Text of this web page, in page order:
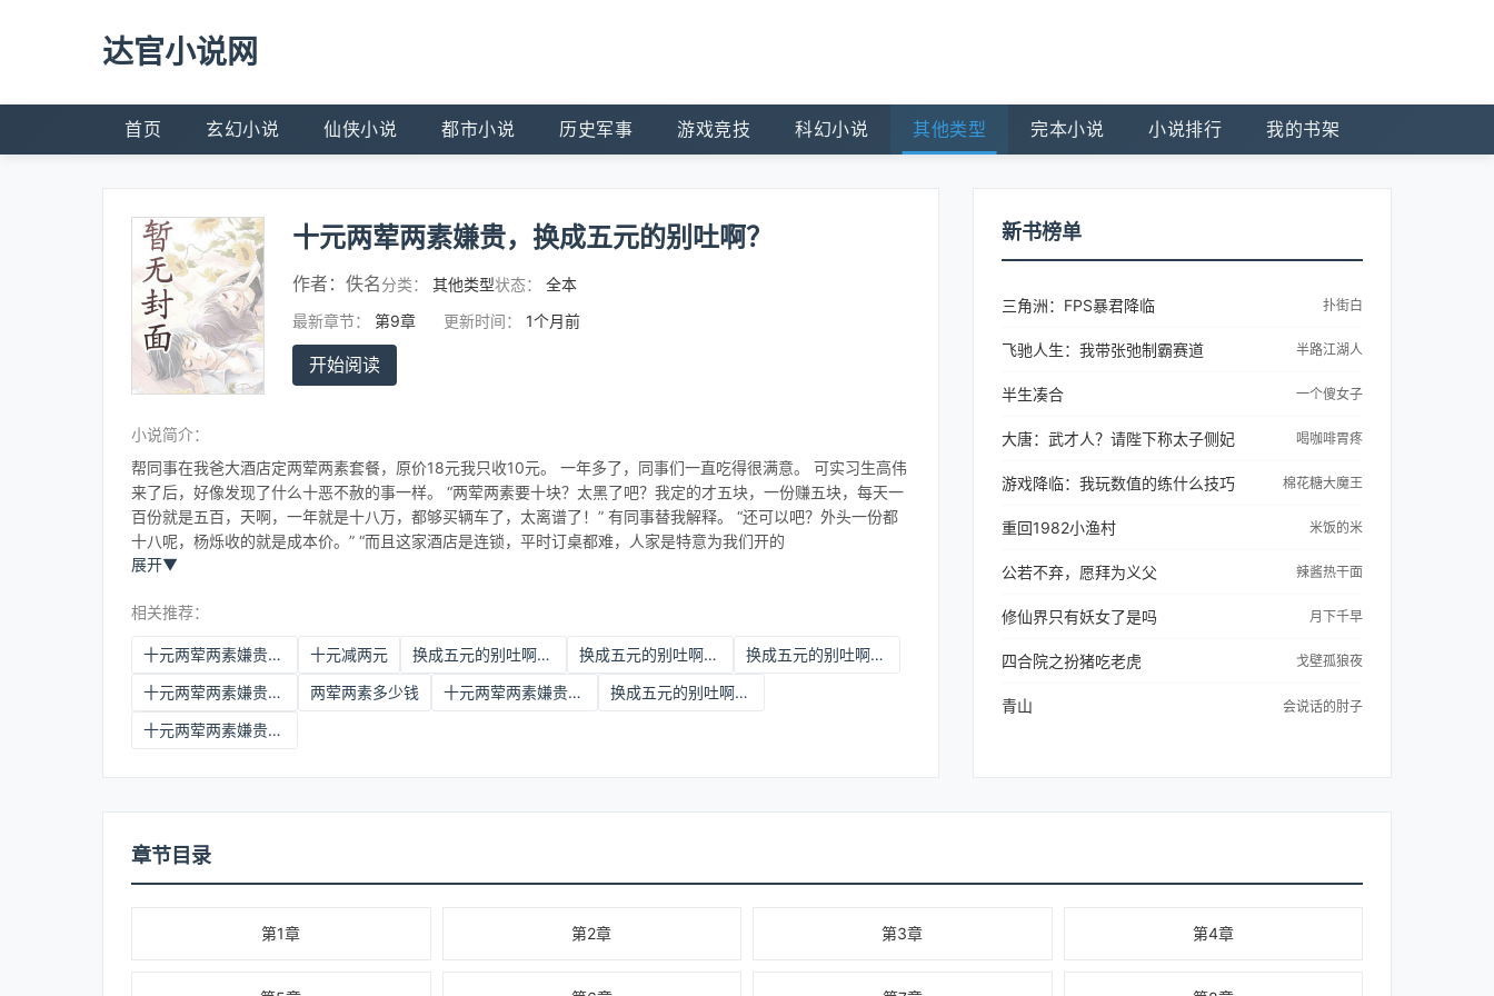
达官小说网
首页 玄幻小说 仙侠小说 都市小说 历史军事 游戏竞技 科幻小说 其他类型 完本小说 小说排行 我的书架
十元两荤两素嫌贵，换成五元的别吐啊？
作者： 佚名分类： 其他类型状态：
全本
最新章节：
第9章 更新时间： 1个月前
开始阅读
小说简介：
帮同事在我爸大酒店定两荤两素套餐，原价18元我只收10元。 一年多了，同事们一直吃得很满意。 可实习生高伟
来了后，好像发现了什么十恶不赦的事一样。 “两荤两素要十块？太黑了吧？我定的才五块，一份赚五块，每天一
百份就是五百，天啊，一年就是十八万，都够买辆车了，太离谱了！” 有同事替我解释。 “还可以吧？外头一份都
十八呢，杨烁收的就是成本价。” “而且这家酒店是连锁，平时订桌都难，人家是特意为我们开的
展开▼
相关推荐：
十元两荤两素嫌贵换成五元的别吐啊:杨烁高伟 十元减两元 换成五元的别吐啊?小说 换成五元的别吐啊百度云
换成五元的别吐啊百度网盘
十元两荤两素嫌贵换成五元的别吐啊
两荤两素多少钱 十元两荤两素嫌贵换成五元的别吐啊:杨烁高伟大结局
换成五元的别吐啊?全文阅读
十元两荤两素嫌贵换成五元的别吐啊 全文
新书榜单
三角洲：FPS暴君降临 扑街白
飞驰人生：我带张弛制霸赛道 半路江湖人
半生凑合 一个傻女子
大唐：武才人？请陛下称太子侧妃 喝咖啡胃疼
游戏降临：我玩数值的练什么技巧 棉花糖大魔王
重回1982小渔村 米饭的米
公若不弃，愿拜为义父 辣酱热干面
修仙界只有妖女了是吗 月下千早
四合院之扮猪吃老虎 戈壁孤狼夜
青山 会说话的肘子
章节目录
第1章 第2章 第3章 第4章